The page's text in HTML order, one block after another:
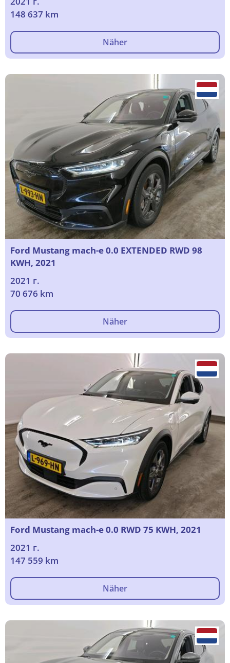
148 637 km
Näher
Ford Mustang mach-e 0.0 EXTENDED RWD 98
KWH, 2021
2021 г.
70 676 km
Näher
Ford Mustang mach-e 0.0 RWD 75 KWH, 2021
2021 г.
147 559 km
Näher